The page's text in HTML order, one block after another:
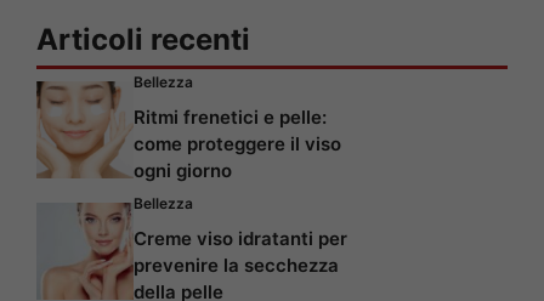
Articoli recenti
Bellezza
Ritmi frenetici e pelle:
come proteggere il viso
ogni giorno
Bellezza
Creme viso idratanti per
prevenire la secchezza
della pelle